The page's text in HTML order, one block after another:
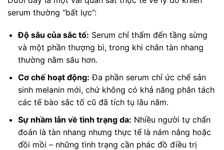
serum thường “bất lực”:
Độ sâu của sắc tố: Serum chỉ thấm đến tầng sừng
và một phần thượng bì, trong khi chân tàn nhang
thường nằm sâu hơn.
Cơ chế hoạt động: Đa phần serum chỉ ức chế sản
sinh melanin mới, chứ không có khả năng phân tách
các tế bào sắc tố cũ đã tích tụ lâu năm.
Sự nhầm lẫn về tình trạng da: Nhiều người tự chẩn
đoán là tàn nhang nhưng thực tế là nám nắng hoặc
đồi mồi – những tình trạng cần phác đồ điều trị